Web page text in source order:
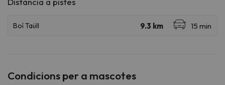
Condicions per a mascotes